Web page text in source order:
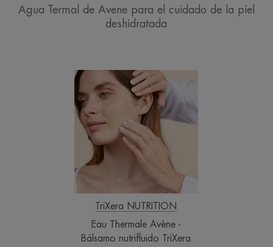
Agua Termal de Avene para el cuidado de la piel
deshidratada
Eau
Thermale
Avène
-
Bálsamo
nutrifluido
TriXera
NUTRITION
TriXera NUTRITION
Eau Thermale Avène -
Bálsamo nutrifluido TriXera